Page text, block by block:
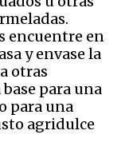
encuentre en
y envase la
otras
para una
para una
agridulce